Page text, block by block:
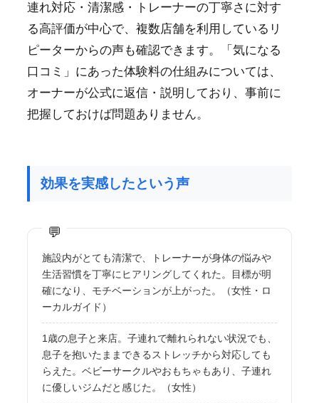
連れ対応・清潔感・トレーナーの丁寧さに対す
る高評価が中心で、複数店舗を利用しているリ
ピーターからの声も確認できます。「気になる
口コミ」にあった体験料の仕組みについては、
オーナーが公式に返信・説明しており、事前に
把握しておけば問題ありません。
効果を実感したという声
施設内がとても清潔で、トレーナーが身体の悩みや
生活習慣を丁寧にヒアリングしてくれた。目標が明
確になり、モチベーションが上がった。（女性・ロ
ーカルガイド）
1歳の息子と来店。子連れで離れられない状況でも、
息子を抱いたままできるストレッチから対応しても
らえた。ベビーサークルやおもちゃもあり、子連れ
に優しいジムだと感じた。（女性）